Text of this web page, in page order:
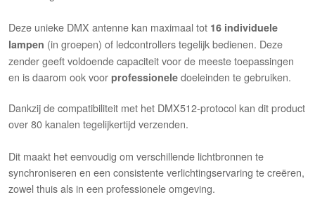
Deze unieke DMX antenne kan maximaal tot 16 individuele
lampen (in groepen) of ledcontrollers tegelijk bedienen. Deze
zender geeft voldoende capaciteit voor de meeste toepassingen
en is daarom ook voorprofessionele doeleinden te gebruiken.
Dankzij de compatibiliteit met het DMX512-protocol kan dit product
over 80 kanalen tegelijkertijd verzenden.
Dit maakt het eenvoudig om verschillende lichtbronnen te
synchroniseren en een consistente verlichtingservaring te creëren,
zowel thuis als in een professionele omgeving.